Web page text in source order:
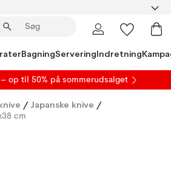
BagningServeringIndretning
– op til 50% på sommerudsalget
/ Japanske knive /
cm